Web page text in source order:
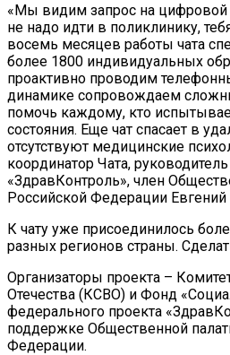
«Мы видим запрос на
не надо идти в поликлинику,
восемь месяцев работы чата
более 1800 индивидуальных
проактивно проводим
динамике сопровождаем
помочь каждому, кто
состояния. Еще чат спасает в
отсутствуют медицинские
координатор Чата,
«ЗдравКонтроль», член
Российской Федерации
К чату уже присоединилось
разных регионов страны.
Организаторы проекта –
Отечества (КСВО) и Фонд
федерального проекта
поддержке Общественной
Федерации.